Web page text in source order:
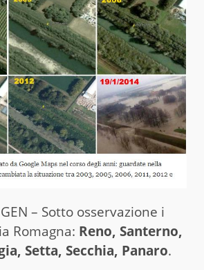
– Sotto osservazione i
Romagna: Reno, Santerno,
Setta, Secchia, Panaro.